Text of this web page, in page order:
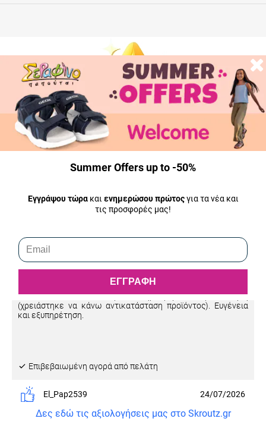
5.0
Πολύ μεγάλη ποικιλία σε παιδικά παπούτσια. Προσεγμένη
συσκευασία. Πολύ καλή υποστήριξη μετά την πώληση
(χρειάστηκε να κάνω αντικατάσταση προϊόντος). Ευγένεια
και εξυπηρέτηση.
Eπιβεβαιωμένη αγορά από πελάτη
El_Pap2539 24/07/2026
Δες εδώ τις αξιολογήσεις μας στο Skroutz.gr
Summer Offers up to -50%
Εγγράψου τώρακαι ενημερώσου πρώτοςγια τα νέα και
τις προσφορές μας!
ΕΓΓΡΑΦΗ